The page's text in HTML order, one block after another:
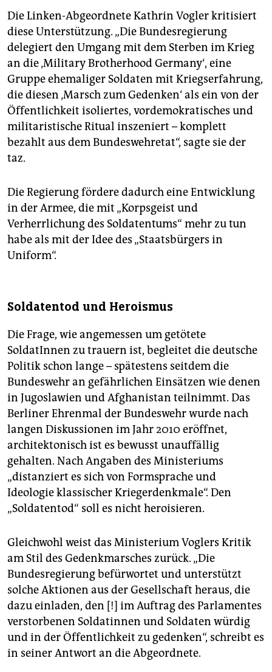
Die Linken-Abgeordnete Kathrin Vogler kritisiert
diese Unterstützung. „Die Bundesregierung
delegiert den Umgang mit dem Sterben im Krieg
an die ‚Military Brotherhood Germany‘, eine
Gruppe ehemaliger Soldaten mit Kriegserfahrung,
die diesen ‚Marsch zum Gedenken‘ als ein von der
Öffentlichkeit isoliertes, vordemokratisches und
militaristische Ritual inszeniert – komplett
bezahlt aus dem Bundeswehretat“, sagte sie der
taz.
Die Regierung fördere dadurch eine Entwicklung
in der Armee, die mit „Korpsgeist und
Verherrlichung des Soldatentums“ mehr zu tun
habe als mit der Idee des „Staatsbürgers in
Uniform“.
Soldatentod und Heroismus
Die Frage, wie angemessen um getötete
SoldatInnen zu trauern ist, begleitet die deutsche
Politik schon lange – spätestens seitdem die
Bundeswehr an gefährlichen Einsätzen wie denen
in Jugoslawien und Afghanistan teilnimmt. Das
Berliner Ehrenmal der Bundeswehr wurde nach
langen Diskussionen im Jahr 2010 eröffnet,
architektonisch ist es bewusst unauffällig
gehalten. Nach Angaben des Ministeriums
„distanziert es sich von Formsprache und
Ideologie klassischer Kriegerdenkmale“. Den
„Soldatentod“ soll es nicht heroisieren.
Gleichwohl weist das Ministerium Voglers Kritik
am Stil des Gedenkmarsches zurück. „Die
Bundesregierung befürwortet und unterstützt
solche Aktionen aus der Gesellschaft heraus, die
dazu einladen, den [!] im Auftrag des Parlamentes
verstorbenen Soldatinnen und Soldaten würdig
und in der Öffentlichkeit zu gedenken“, schreibt es
in seiner Antwort an die Abgeordnete.